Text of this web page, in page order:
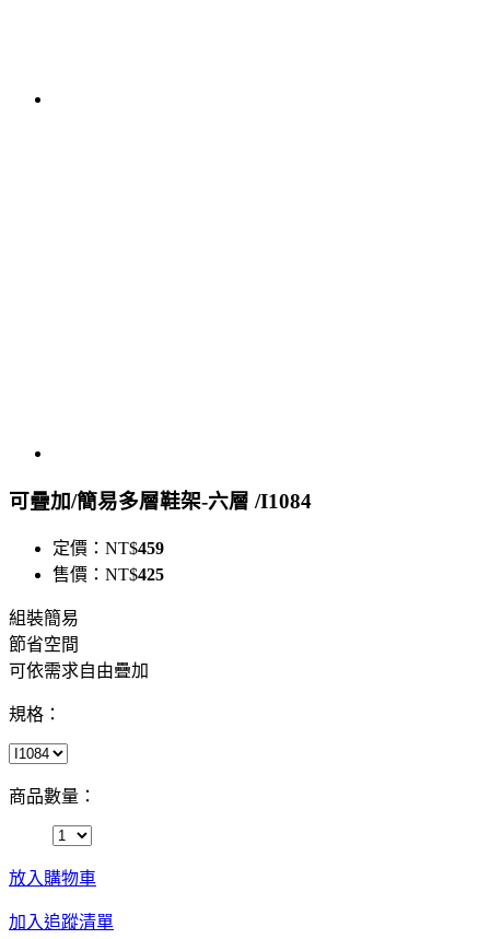
可疊加/簡易多層鞋架-六層 /I1084
定價： NT$459
售價： NT$425
組裝簡易
節省空間
可依需求自由疊加
規格：
商品數量：
放入購物車
加入追蹤清單